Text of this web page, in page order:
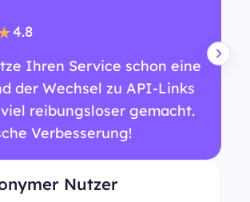
4.8
Ihren Service schon eine
der Wechsel zu API-Links
reibungsloser gemacht.
Verbesserung!
Nutzer